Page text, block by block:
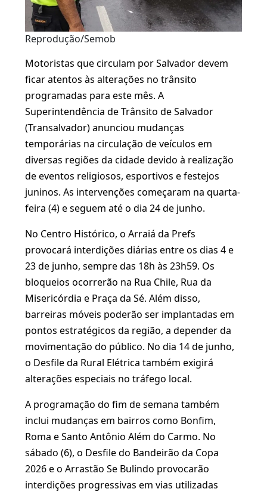
Reprodução/Semob
Motoristas que circulam por Salvador devem
ficar atentos às alterações no trânsito
programadas para este mês. A
Superintendência de Trânsito de Salvador
(Transalvador) anunciou mudanças
temporárias na circulação de veículos em
diversas regiões da cidade devido à realização
de eventos religiosos, esportivos e festejos
juninos. As intervenções começaram na quarta-
feira (4) e seguem até o dia 24 de junho.
No Centro Histórico, o Arraiá da Prefs
provocará interdições diárias entre os dias 4 e
23 de junho, sempre das 18h às 23h59. Os
bloqueios ocorrerão na Rua Chile, Rua da
Misericórdia e Praça da Sé. Além disso,
barreiras móveis poderão ser implantadas em
pontos estratégicos da região, a depender da
movimentação do público. No dia 14 de junho,
o Desfile da Rural Elétrica também exigirá
alterações especiais no tráfego local.
A programação do fim de semana também
inclui mudanças em bairros como Bonfim,
Roma e Santo Antônio Além do Carmo. No
sábado (6), o Desfile do Bandeirão da Copa
2026 e o Arrastão Se Bulindo provocarão
interdições progressivas em vias utilizadas